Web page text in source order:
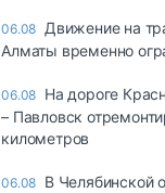
06.08 Движение на
Алматы временно
06.08 На дороге
– Павловск
километров
06.08 В Челябинской